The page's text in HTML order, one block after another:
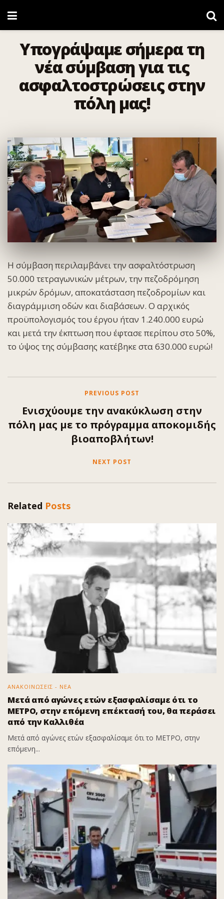
Υπογράψαμε σήμερα τη
νέα σύμβαση για τις
ασφαλτοστρώσεις στην
πόλη μας!
Η σύμβαση περιλαμβάνει την ασφαλτόστρωση
50.000 τετραγωνικών μέτρων, την πεζοδρόμηση
μικρών δρόμων, αποκατάσταση πεζοδρομίων και
διαγράμμιση οδών και διαβάσεων. Ο αρχικός
προϋπολογισμός του έργου ήταν 1.240.000 ευρώ
και μετά την έκπτωση που έφτασε περίπου στο 50%,
το ύψος της σύμβασης κατέβηκε στα 630.000 ευρώ!
PREVIOUS POST
Ενισχύουμε την ανακύκλωση στην
πόλη μας με το πρόγραμμα αποκομιδής
βιοαποβλήτων!
NEXT POST
Related Posts
ΑΝΑΚΟΙΝΩΣΕΙΣ - ΝΕΑ
Μετά από αγώνες ετών εξασφαλίσαμε ότι το
ΜΕΤΡΟ, στην επόμενη επέκτασή του, θα περάσει
από την Καλλιθέα
Μετά από αγώνες ετών εξασφαλίσαμε ότι το ΜΕΤΡΟ, στην
επόμενη...